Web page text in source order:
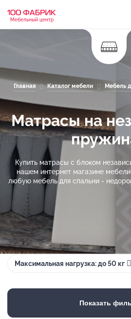
Мебельный центр
Главная Каталог мебели Мебель
Матрасы на
Купить матрасы с блоком
нашем интернет магазине
любую мебель для спальни -
Максимальная нагрузка: до 50 кг
Показать